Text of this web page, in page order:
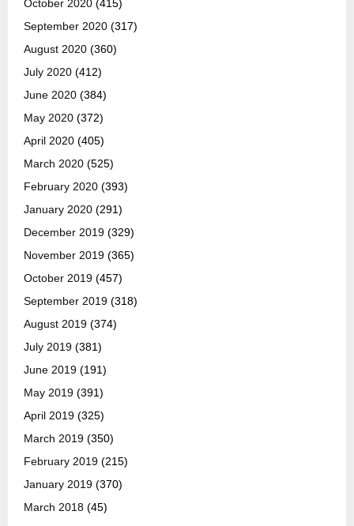
October 2020 (415)
September 2020 (317)
August 2020 (360)
July 2020 (412)
June 2020 (384)
May 2020 (372)
April 2020 (405)
March 2020 (525)
February 2020 (393)
January 2020 (291)
December 2019 (329)
November 2019 (365)
October 2019 (457)
September 2019 (318)
August 2019 (374)
July 2019 (381)
June 2019 (191)
May 2019 (391)
April 2019 (325)
March 2019 (350)
February 2019 (215)
January 2019 (370)
March 2018 (45)